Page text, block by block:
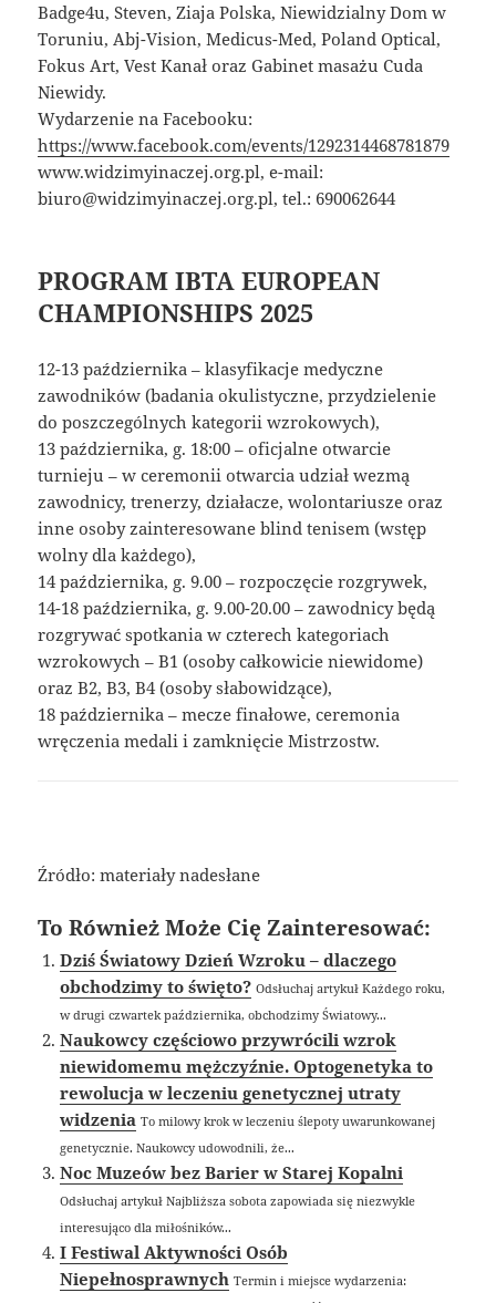
Badge4u, Steven, Ziaja Polska, Niewidzialny Dom w
Toruniu, Abj-Vision, Medicus-Med, Poland Optical,
Fokus Art, Vest Kanał oraz Gabinet masażu Cuda
Niewidy.
Wydarzenie na Facebooku:
https://www.facebook.com/events/1292314468781879
www.widzimyinaczej.org.pl, e-mail:
biuro@widzimyinaczej.org.pl, tel.: 690062644
PROGRAM IBTA EUROPEAN
CHAMPIONSHIPS 2025
12-13 października – klasyfikacje medyczne
zawodników (badania okulistyczne, przydzielenie
do poszczególnych kategorii wzrokowych),
13 października, g. 18:00 – oficjalne otwarcie
turnieju – w ceremonii otwarcia udział wezmą
zawodnicy, trenerzy, działacze, wolontariusze oraz
inne osoby zainteresowane blind tenisem (wstęp
wolny dla każdego),
14 października, g. 9.00 – rozpoczęcie rozgrywek,
14-18 października, g. 9.00-20.00 – zawodnicy będą
rozgrywać spotkania w czterech kategoriach
wzrokowych – B1 (osoby całkowicie niewidome)
oraz B2, B3, B4 (osoby słabowidzące),
18 października – mecze finałowe, ceremonia
wręczenia medali i zamknięcie Mistrzostw.
Źródło: materiały nadesłane
To Również Może Cię Zainteresować:
Dziś Światowy Dzień Wzroku – dlaczego
obchodzimy to święto? Odsłuchaj artykuł Każdego roku,
w drugi czwartek października, obchodzimy Światowy...
Naukowcy częściowo przywrócili wzrok
niewidomemu mężczyźnie. Optogenetyka to
rewolucja w leczeniu genetycznej utraty
widzenia To milowy krok w leczeniu ślepoty uwarunkowanej
genetycznie. Naukowcy udowodnili, że...
Noc Muzeów bez Barier w Starej Kopalni
Odsłuchaj artykuł Najbliższa sobota zapowiada się niezwykle
interesująco dla miłośników...
I Festiwal Aktywności Osób
Niepełnosprawnych Termin i miejsce wydarzenia: